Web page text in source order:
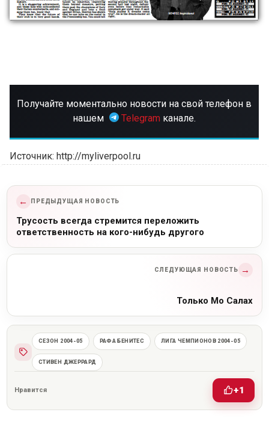
Получайте моментально новости на свой телефон в
нашем
Telegram канале.
Источник: http://myliverpool.ru
← ПРЕДЫДУЩАЯ НОВОСТЬ
Трусость всегда стремится переложить
ответственность на кого-нибудь другого
СЛЕДУЮЩАЯ НОВОСТЬ →
Только Мо Салах
СЕЗОН 2004-05 РАФА БЕНИТЕС ЛИГА ЧЕМПИОНОВ 2004-05
СТИВЕН ДЖЕРРАРД
Нравится +1